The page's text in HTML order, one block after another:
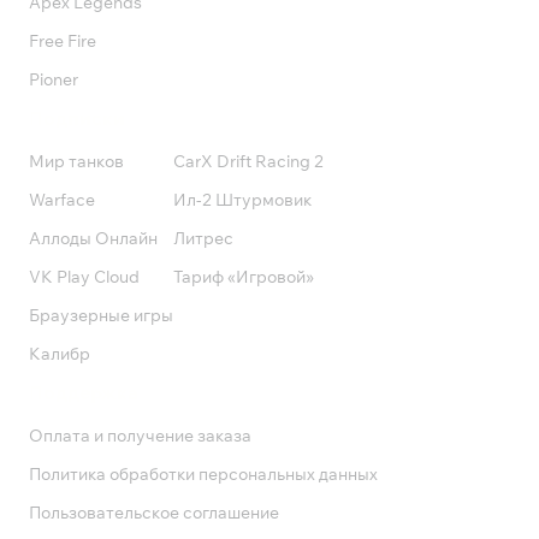
Free Fire
Pioner
Мир танков
Warface
Аллоды Онлайн
VK Play Cloud
Браузерные игры
Калибр
CarX Drift Racing 2
Ил-2 Штурмовик
Литрес
Тариф «Игровой»
Оплата и получение заказа
Политика обработки персональных данных
Пользовательское соглашение